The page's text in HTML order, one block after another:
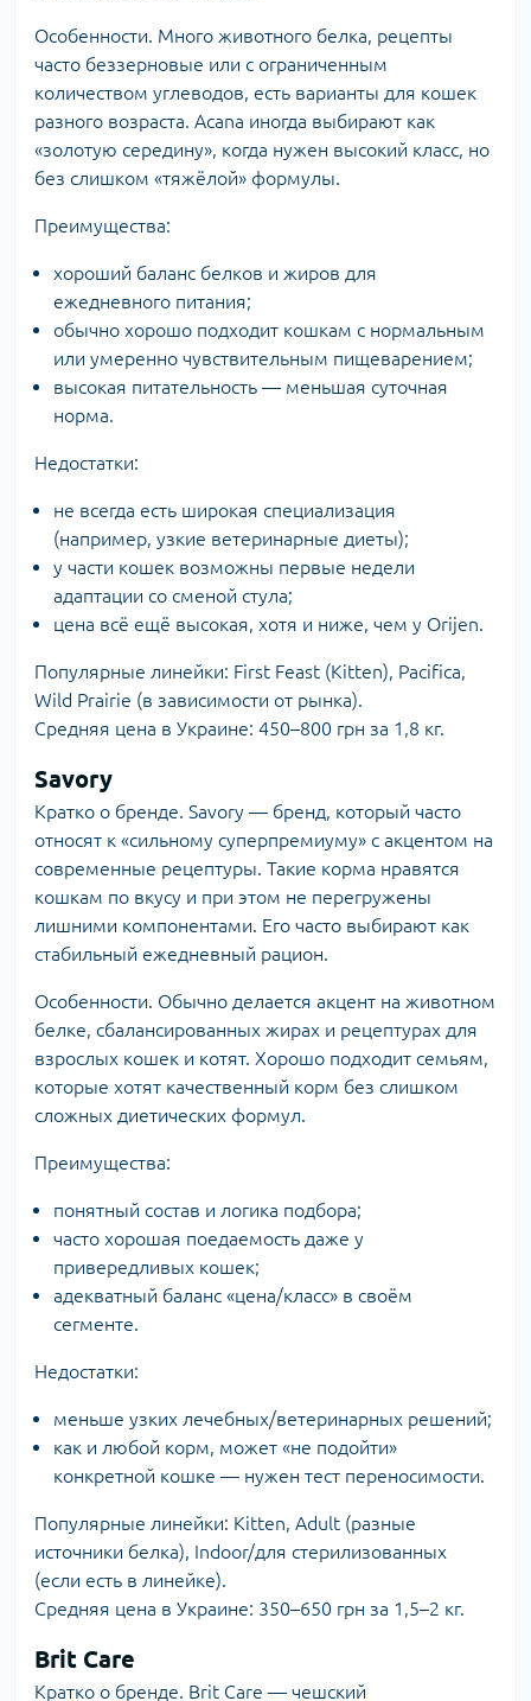
Особенности. Много животного белка, рецепты
часто беззерновые или с ограниченным
количеством углеводов, есть варианты для кошек
разного возраста. Acana иногда выбирают как
«золотую середину», когда нужен высокий класс, но
без слишком «тяжёлой» формулы.
Преимущества:
хороший баланс белков и жиров для
ежедневного питания;
обычно хорошо подходит кошкам с нормальным
или умеренно чувствительным пищеварением;
высокая питательность — меньшая суточная
норма.
Недостатки:
не всегда есть широкая специализация
(например, узкие ветеринарные диеты);
у части кошек возможны первые недели
адаптации со сменой стула;
цена всё ещё высокая, хотя и ниже, чем у Orijen.
Популярные линейки: First Feast (Kitten), Pacifica,
Wild Prairie (в зависимости от рынка).
Средняя цена в Украине: 450–800 грн за 1,8 кг.
Savory
Кратко о бренде. Savory — бренд, который часто
относят к «сильному суперпремиуму» с акцентом на
современные рецептуры. Такие корма нравятся
кошкам по вкусу и при этом не перегружены
лишними компонентами. Его часто выбирают как
стабильный ежедневный рацион.
Особенности. Обычно делается акцент на животном
белке, сбалансированных жирах и рецептурах для
взрослых кошек и котят. Хорошо подходит семьям,
которые хотят качественный корм без слишком
сложных диетических формул.
Преимущества:
понятный состав и логика подбора;
часто хорошая поедаемость даже у
привередливых кошек;
адекватный баланс «цена/класс» в своём
сегменте.
Недостатки:
меньше узких лечебных/ветеринарных решений;
как и любой корм, может «не подойти»
конкретной кошке — нужен тест переносимости.
Популярные линейки: Kitten, Adult (разные
источники белка), Indoor/для стерилизованных
(если есть в линейке).
Средняя цена в Украине: 350–650 грн за 1,5–2 кг.
Brit Care
Кратко о бренде. Brit Care — чешский